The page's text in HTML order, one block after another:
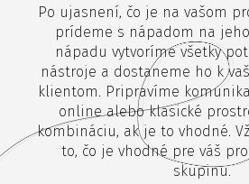
Po ujasnení, čo je na vašom
prídeme s nápadom na
nápadu vytvoríme všetky
nástroje a dostaneme ho k
klientom. Pripravíme
online alebo klasické
kombináciu, ak je to vhodné.
to, čo je vhodné pre váš
skupinu.